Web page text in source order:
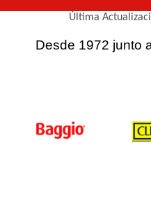
Última
Desde 1972 junto